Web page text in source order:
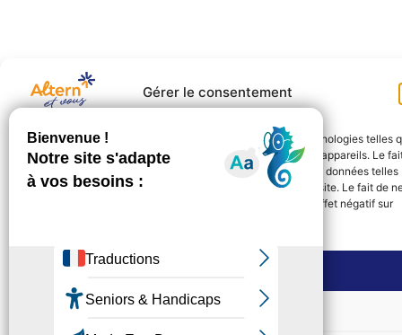
Gérer le consentement
Pour offrir les meilleures expériences, nous utilisons des technologies telles
les cookies pour stocker et/ou accéder aux informations des appareils. Le
de consentir à ces technologies nous permettra de traiter des données telles
que le comportement de navigation ou les ID uniques sur ce site. Le fait de
pas consentir ou de retirer son consentement peut avoir un effet négatif sur
Refuser